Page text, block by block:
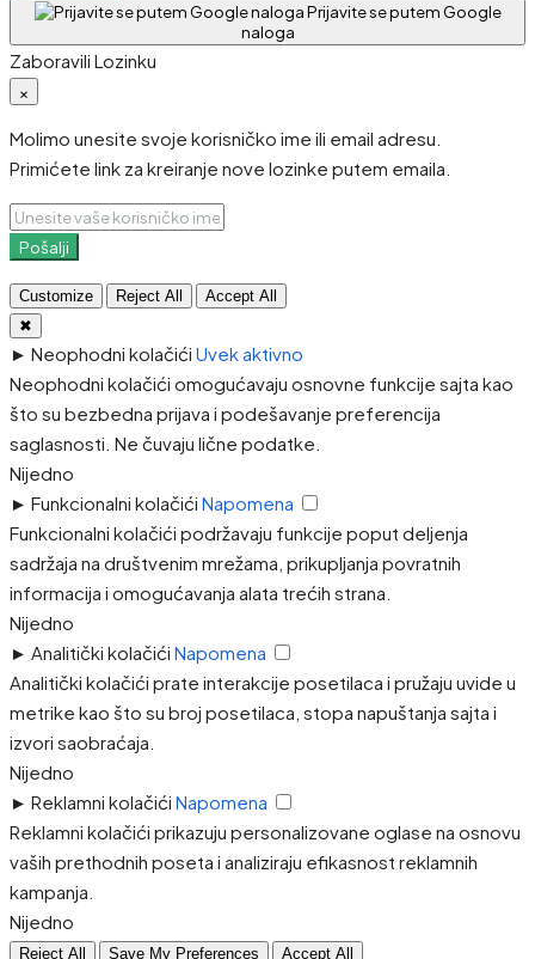
Prijavite se putem Google
naloga
Zaboravili Lozinku
×
Molimo unesite svoje korisničko ime ili email adresu.
Primićete link za kreiranje nove lozinke putem emaila.
Pošalji
Customize Reject All
Accept All
✖
► Neophodni kolačići Uvek aktivno
Neophodni kolačići omogućavaju osnovne funkcije sajta kao
što su bezbedna prijava i podešavanje preferencija
saglasnosti. Ne čuvaju lične podatke.
Nijedno
► Funkcionalni kolačići Napomena
Funkcionalni kolačići podržavaju funkcije poput deljenja
sadržaja na društvenim mrežama, prikupljanja povratnih
informacija i omogućavanja alata trećih strana.
Nijedno
► Analitički kolačići Napomena
Analitički kolačići prate interakcije posetilaca i pružaju uvide u
metrike kao što su broj posetilaca, stopa napuštanja sajta i
izvori saobraćaja.
Nijedno
► Reklamni kolačići Napomena
Reklamni kolačići prikazuju personalizovane oglase na osnovu
vaših prethodnih poseta i analiziraju efikasnost reklamnih
kampanja.
Nijedno
Reject All Save My Preferences Accept All